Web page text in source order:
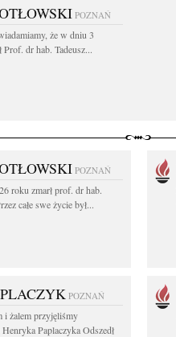
POZNAŃ
że w dniu 3
Prof. dr hab. Tadeusz...
POZNAŃ
roku zmarł prof. dr hab.
całe swe życie był...
POZNAŃ
i żalem przyjęliśmy
Paplaczyka Odszedł